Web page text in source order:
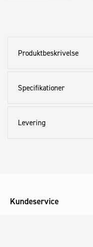
Produktbeskrivelse
Specifikationer
Levering
Kundeservice